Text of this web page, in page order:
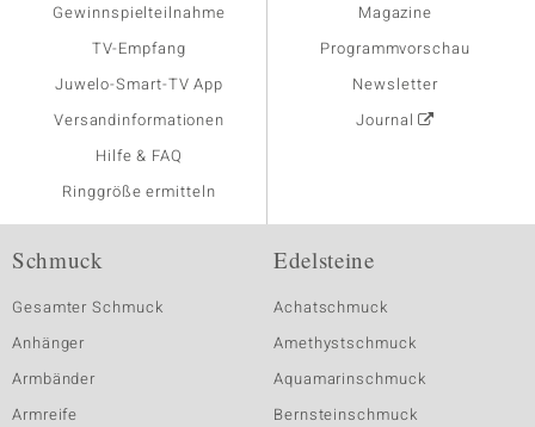
Gewinnspielteilnahme
TV-Empfang
Juwelo-Smart-TV App
Versandinformationen
Hilfe & FAQ
Ringgröße ermitteln
Magazine
Programmvorschau
Newsletter
Journal
Schmuck
Gesamter Schmuck
Anhänger
Armbänder
Armreife
Edelsteine
Achatschmuck
Amethystschmuck
Aquamarinschmuck
Bernsteinschmuck